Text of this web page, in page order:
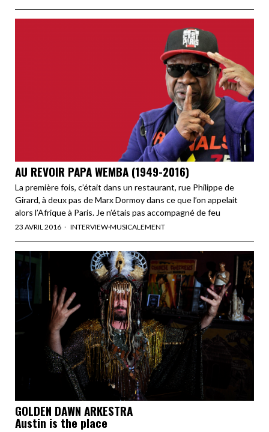
AU REVOIR PAPA WEMBA (1949-2016)
La première fois, c’était dans un restaurant, rue Philippe de
Girard, à deux pas de Marx Dormoy dans ce que l’on appelait
alors l’Afrique à Paris. Je n’étais pas accompagné de feu
23 AVRIL 2016 INTERVIEW·MUSICALEMENT
GOLDEN DAWN ARKESTRA
Austin is the place